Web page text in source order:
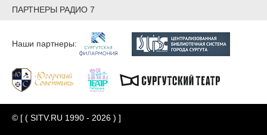
ПАРТНЕРЫ РАДИО 7
Наши партнеры:
© [ ( SITV.RU 1990 - 2026 ) ]